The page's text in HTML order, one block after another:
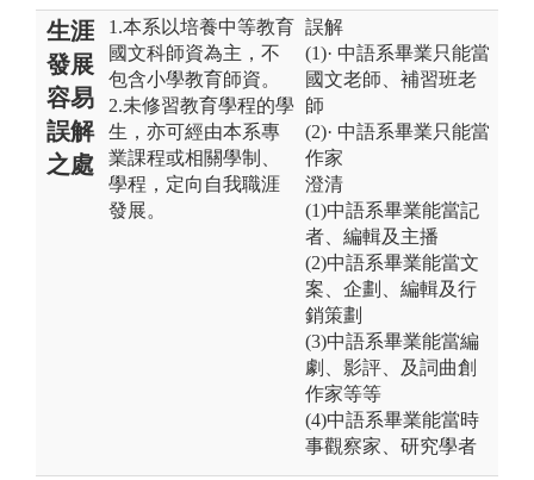
生涯
發展
容易
誤解
之處
1.本系以培養中等教育
國文科師資為主，不
包含小學教育師資。
2.未修習教育學程的學
生，亦可經由本系專
業課程或相關學制、
學程，定向自我職涯
發展。
誤解
(1)· 中語系畢業只能當
國文老師、補習班老
師
(2)· 中語系畢業只能當
作家
澄清
(1)中語系畢業能當記
者、編輯及主播
(2)中語系畢業能當文
案、企劃、編輯及行
銷策劃
(3)中語系畢業能當編
劇、影評、及詞曲創
作家等等
(4)中語系畢業能當時
事觀察家、研究學者